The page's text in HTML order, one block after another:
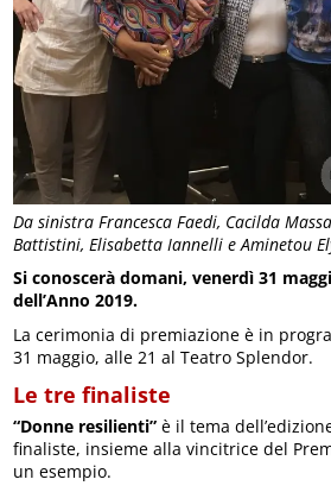
Da sinistra Francesca Faedi, Cacilda
Battistini, Elisabetta Iannelli e Aminetou
Si conoscerà domani, venerdì 31
dell’Anno 2019.
La cerimonia di premiazione è in
31 maggio, alle 21 al Teatro Splendor.
Le tre finaliste
“Donne resilienti” è il tema
finaliste, insieme alla vincitrice del
un esempio.